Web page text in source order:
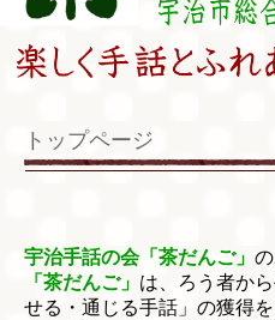
トップページ
宇治手話の会「茶だんご」
「茶だんご」 は、ろう者か
せる・通じる手話」の獲得